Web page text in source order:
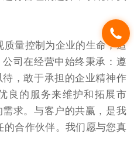
量控制为企业的生命，追
司在经营中始终秉承：遵
，敢于承担的企业精神作
良的服务来维护和拓展市
求。与客户的共赢，是我
合作伙伴。我们愿与您真